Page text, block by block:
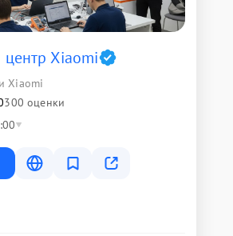
Xiaomi
Xiaomi
300 оценки